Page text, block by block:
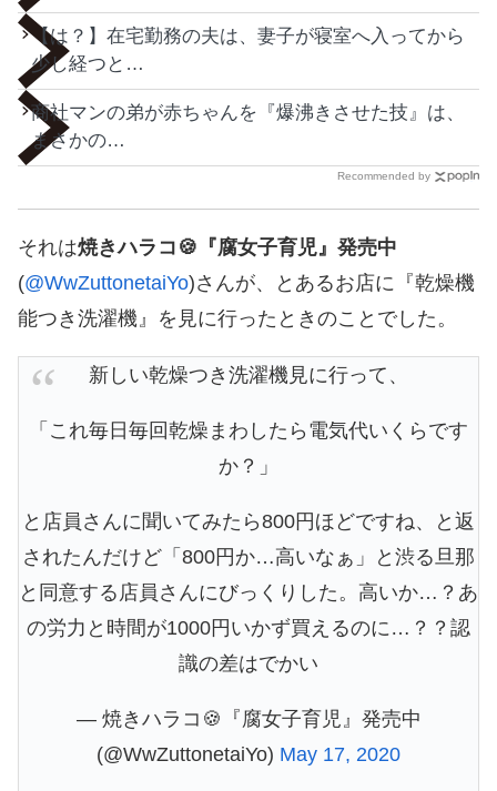
【は？】在宅勤務の夫は、妻子が寝室へ入ってから
少し経つと…
商社マンの弟が赤ちゃんを『爆沸きさせた技』は、
まさかの…
Recommended by
それは焼きハラコ🍪『腐女子育児』発売中
(@WwZuttonetaiYo)さんが、とあるお店に『乾燥機
能つき洗濯機』を見に行ったときのことでした。
新しい乾燥つき洗濯機見に行って、
「これ毎日毎回乾燥まわしたら電気代いくらです
か？」
と店員さんに聞いてみたら800円ほどですね、と返
されたんだけど「800円か…高いなぁ」と渋る旦那
と同意する店員さんにびっくりした。高いか…？あ
の労力と時間が1000円いかず買えるのに…？？認
識の差はでかい
— 焼きハラコ🍪『腐女子育児』発売中
(@WwZuttonetaiYo) May 17, 2020